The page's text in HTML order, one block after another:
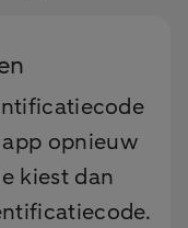
opnieuw
kiest dan